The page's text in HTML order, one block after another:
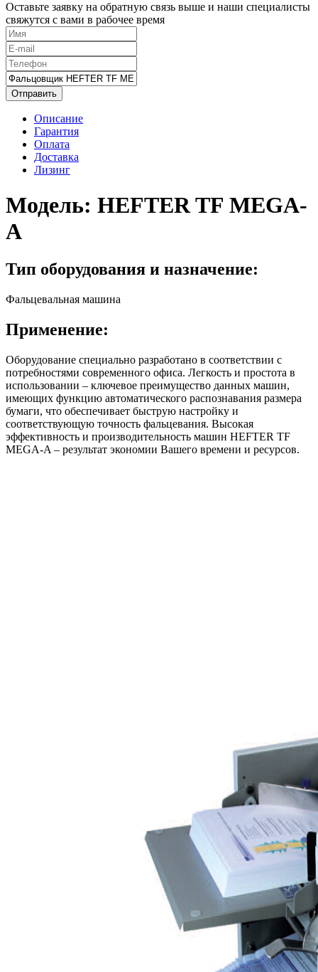
Оставьте заявку на обратную связь выше и наши специалисты
свяжутся с вами в рабочее время
Отправить
Описание
Гарантия
Оплата
Доставка
Лизинг
Модель: HEFTER TF MEGA-
A
Тип оборудования и назначение:
Фальцевальная машина
Применение:
Оборудование специально разработано в соответствии с
потребностями современного офиса. Легкость и простота в
использовании – ключевое преимущество данных машин,
имеющих функцию автоматического распознавания размера
бумаги, что обеспечивает быструю настройку и
соответствующую точность фальцевания. Высокая
эффективность и производительность машин HEFTER TF
MEGA-A – результат экономии Вашего времени и ресурсов.